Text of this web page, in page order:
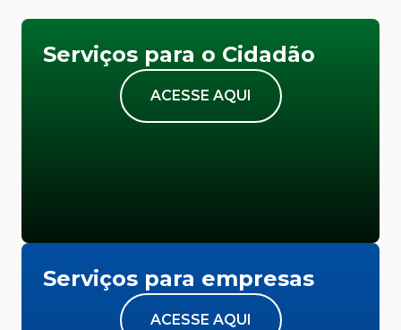
Serviços para o Cidadão
ACESSE AQUI
Serviços para empresas
ACESSE AQUI